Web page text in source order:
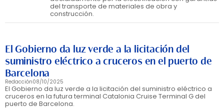
del transporte de materiales de obra y
construcción.
El Gobierno da luz verde a la licitación del
suministro eléctrico a cruceros en el puerto de
Barcelona
Redacción08/10/2025
El Gobierno da luz verde a la licitación del suministro eléctrico a
cruceros en la futura terminal Catalonia Cruise Terminal G del
puerto de Barcelona.